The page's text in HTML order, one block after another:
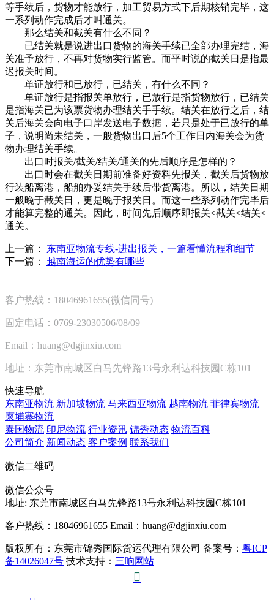
等手续后，货物才能放行，加工贸易方式下后期核销完毕，这
一系列动作完成后才叫通关。
那么结关和截关有什么不同？
已结关就是说进出口货物的海关手续已全部办理完结，海
关准予放行，不再对货物实行监管。而平时说的截关日是指最
迟报关时间。
单证放行和已放行，已结关，有什么不同？
单证放行是指报关单放行，已放行是指货物放行，已结关
是指海关已为该票货物办理结关手手续。结关在放行之后，结
关后海关会向电子口岸发送电子数据，若只是处于已放行的单
子，说明尚未结关，一般货物出口后5个工作日内海关会为货
物办理结关手续。
出口时报关/截关/结关/通关的先后顺序是怎样的？
出口时会在截关日期前准备好资料先报关，截关后货物放
行装船离港，船舶办妥结关手续后带货离港。所以，结关日期
一般晚于截关日，更是晚于报关日。而这一些系列动作完毕后
才能算完整的通关。因此，时间先后顺序即报关<截关<结关<
通关。
上一篇： 东南亚物流专线-进出报关，一篇看懂流程和细节
下一篇： 越南海运的优势有哪些
客户热线：18046961655(微信同号)
固定电话：0769-23030506/08/09
Email：huang@dgjinxiu.com
地址：东莞市南城区白马先锋路13号永利达科技园C栋101
快速导航
东南亚物流 新加坡物流 马来西亚物流 越南物流 菲律宾物流
柬埔寨物流
泰国物流 印尼物流 行业资讯 锦秀动态 物流百科
公司简介 新闻动态 客户案例 联系我们
微信二维码
微信公众号
地址: 东莞市南城区白马先锋路13号永利达科技园C栋101
客户热线：18046961655 Email：huang@dgjinxiu.com
版权所有：东莞市锦秀国际货运代理有限公司 备案号： 粤ICP
备14026047号 技术支持： 三响网站
